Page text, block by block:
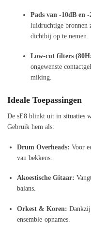
Pads van -10dB en -
luidruchtige bronnen
dichtbij op te nemen.
Low-cut filters
ongewenste
miking.
Ideale Toepassingen
De sE8 blinkt uit in situaties
Gebruik hem als:
Drum Overheads: Voor
van bekkens.
Akoestische Gitaar:
balans.
Orkest & Koren:
ensemble-opnames.